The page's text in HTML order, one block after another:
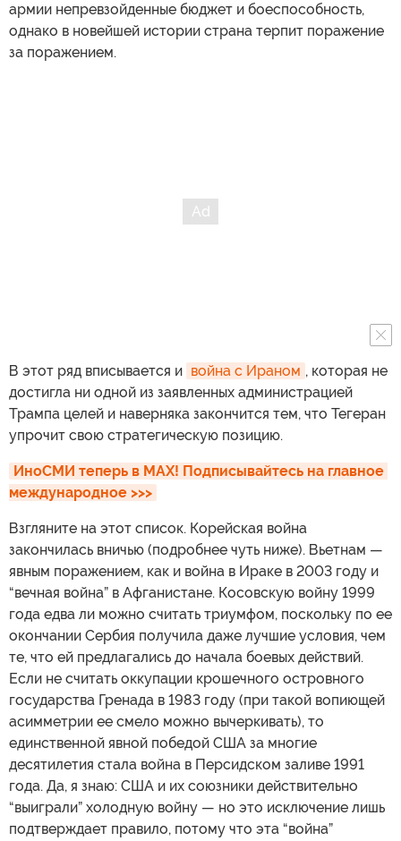
армии непревзойденные бюджет и боеспособность,
однако в новейшей истории страна терпит поражение
за поражением.
В этот ряд вписывается и война с Ираном , которая не
достигла ни одной из заявленных администрацией
Трампа целей и наверняка закончится тем, что Тегеран
упрочит свою стратегическую позицию.
ИноСМИ теперь в MAX! Подписывайтесь на главное
международное >>>
Взгляните на этот список. Корейская война
закончилась вничью (подробнее чуть ниже). Вьетнам —
явным поражением, как и война в Ираке в 2003 году и
“вечная война” в Афганистане. Косовскую войну 1999
года едва ли можно считать триумфом, поскольку по ее
окончании Сербия получила даже лучшие условия, чем
те, что ей предлагались до начала боевых действий.
Если не считать оккупации крошечного островного
государства Гренада в 1983 году (при такой вопиющей
асимметрии ее смело можно вычеркивать), то
единственной явной победой США за многие
десятилетия стала война в Персидском заливе 1991
года. Да, я знаю: США и их союзники действительно
“выиграли” холодную войну — но это исключение лишь
подтверждает правило, потому что эта “война”